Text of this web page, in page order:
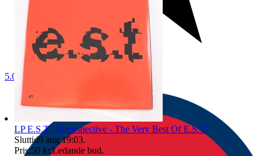
5.0
LP E.S.T., Retrospective - The Very Best Of E.S.T.
Sluttid9 aug 19:03.
Pris:50 kr,Ledande bud.